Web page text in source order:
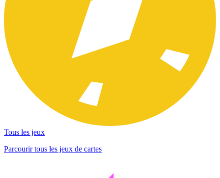
Tous les jeux
Parcourir tous les jeux de cartes